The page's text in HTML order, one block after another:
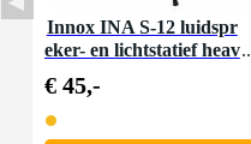
Innox INA S-12 luidspr
eker- en lichtstatief heav
€ 45,-